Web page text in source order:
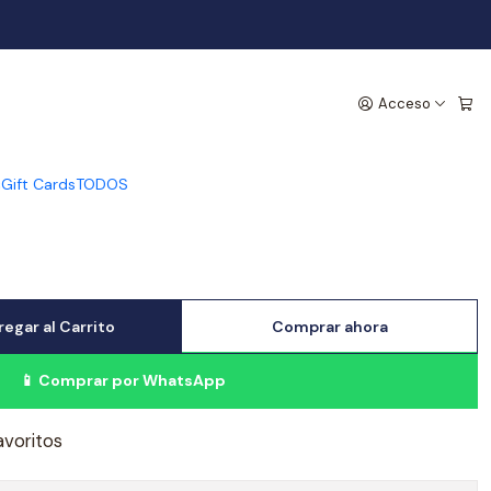
Acceso
Gift CardsTODOS
Princesa - Celeste
al Carrito Comprar ahora
📱 Comprar por WhatsApp